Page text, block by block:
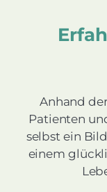
Anhand
Patienten
selbst ein
einem